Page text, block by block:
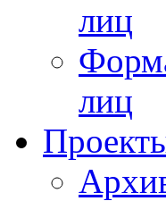
лиц
лиц